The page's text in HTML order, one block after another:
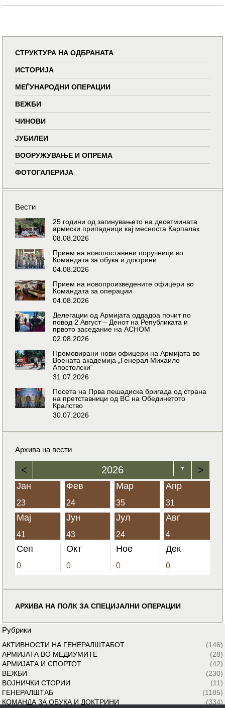
СТРУКТУРА НА ОДБРАНАТА
ИСТОРИЈА
МЕЃУНАРОДНИ ОПЕРАЦИИ
ВЕЖБИ
ЧИНОВИ
ЈУБИЛЕИ
ВООРУЖУВАЊЕ И ОПРЕМА
ФОТОГАЛЕРИЈА
Вести
25 години од загинувањето на десетмината
армиски припадници кај месноста Карпалак
08.08.2026
Прием на новопоставени поручници во
Командата за обука и доктрини
04.08.2026
Прием на новопроизведените офицери во
Командата за операции
04.08.2026
Делегации од Армијата оддадоа почит по
повод 2 Август – Денот на Републиката и
првото заседание на АСНОМ
02.08.2026
Промовирани нови офицери на Армијата во
Воената академија „Генерал Михаило
Апостолски“
31.07.2026
Посета на Прва пешадиска бригада од страна
на претставници од ВС на Обединетото
Кралство
30.07.2026
Архива на вести
< 2026 ▼ >
Јан
23
Фев
24
Мар
35
Апр
31
Мај
41
Јун
43
Јул
24
Авг
4
Сеп
0
Окт
0
Ное
0
Дек
0
АРХИВА НА ПОЛК ЗА СПЕЦИЈАЛНИ ОПЕРАЦИИ
Рубрики
АКТИВНОСТИ НА ГЕНЕРАЛШТАБОТ
(146)
АРМИЈАТА ВО МЕДИУМИТЕ
(28)
АРМИЈАТА И СПОРТОТ
(42)
ВЕЖБИ
(230)
ВОЈНИЧКИ СТОРИИ
(11)
ГЕНЕРАЛШТАБ
(1185)
КОМАНДА ЗА ОБУКА И ДОКТРИНИ
(334)